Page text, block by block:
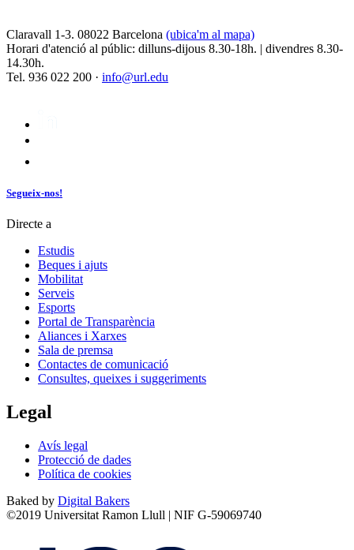
Claravall 1-3. 08022 Barcelona (ubica'm al mapa)
Horari d'atenció al públic: dilluns-dijous 8.30-18h. | divendres 8.30-
14.30h.
Tel. 936 022 200 · info@url.edu
Segueix-nos!
Directe a
Estudis
Beques i ajuts
Mobilitat
Serveis
Esports
Portal de Transparència
Aliances i Xarxes
Sala de premsa
Contactes de comunicació
Consultes, queixes i suggeriments
Legal
Avís legal
Protecció de dades
Política de cookies
Baked by Digital Bakers
©2019 Universitat Ramon Llull | NIF G-59069740